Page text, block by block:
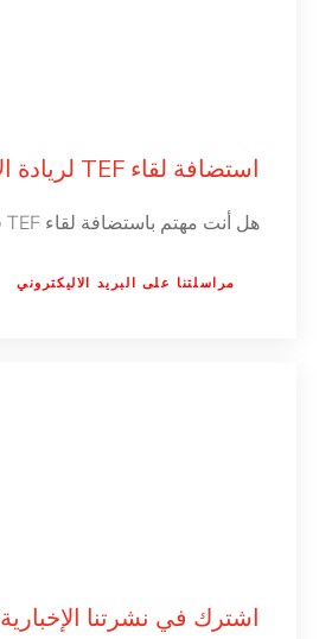
استضافة لقاء TEF لريادة الأعمال
هل أنت مهتم باستضافة لقاء TEF في مجتمعك؟
مراسلتنا على البريد الاليكتروني
اشترك في نشرتنا الإخبارية